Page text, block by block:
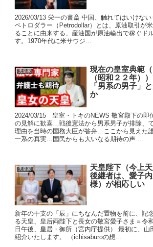
2026/03/13 栄一の書斎 中国、触れてはいけな
ペトロダラー（Petrodollar）とは、原油取引が
ることに由来する、産油国が原油輸出で稼ぐド
す。1970年代に米サウジ...
天皇家
現在の皇室典範
（昭和２２年）
「男系の男子」
か
2024/03/15 皇室・トキのNEWS 敬宮殿下の即
の見解に歓喜…戦後憲法から男系男子が排除、
理由を当時の国務大臣が答弁…ここから見えた
一系の真実…国民からも大いなる期待の声 ...
天皇家
天皇陛下（今上
後継者は、愛子
様）が相応しい
新年の干支の「辰」にちなんだ置物を前に、記
る天皇、皇后両陛下と長女の敬宮愛子さま＝令
日午後、皇居・御所（宮内庁提供） 最初に、山
紹介いたします。 （ichisaburoの想...